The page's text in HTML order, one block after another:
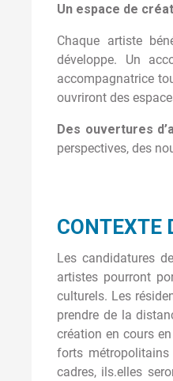
Un espace de
Chaque artiste
développe. Un
accompagnatrice
ouvriront des
Des ouvertures
perspectives, des
CONTEXTE
Les candidatures
artistes pourront
culturels. Les
prendre de la
création en cours
forts métropolitains
cadres, ils.elles